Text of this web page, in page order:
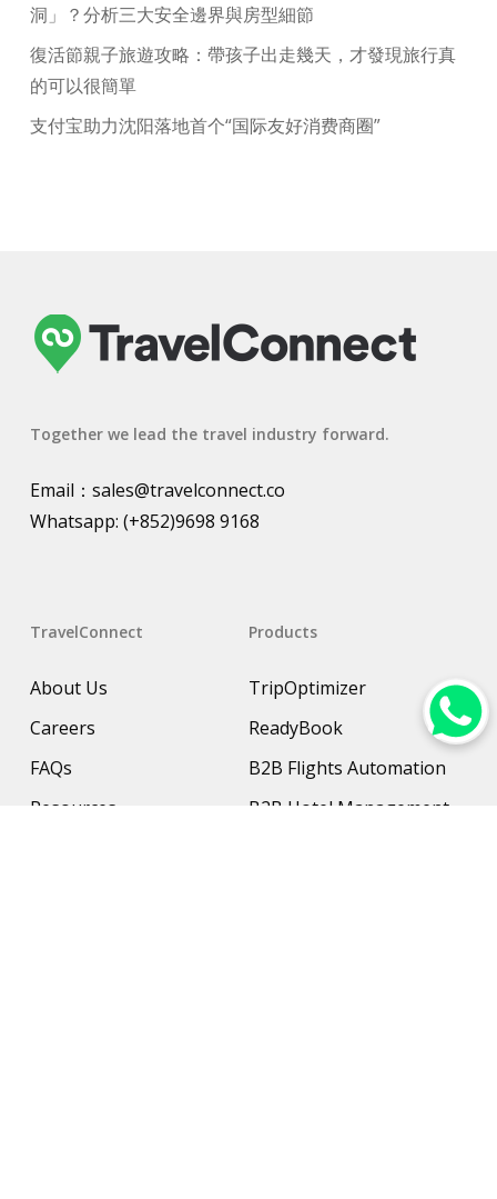
洞」？分析三大安全邊界與房型細節
復活節親子旅遊攻略：帶孩子出走幾天，才發現旅行真
的可以很簡單
支付宝助力沈阳落地首个“国际友好消费商圈”
Together we lead the travel industry forward.
Email： sales@travelconnect.co
Whatsapp: (+852)9698 9168
TravelConnect
About Us
Careers
FAQs
Resources
Products
TripOptimizer
ReadyBook
B2B Flights Automation
B2B Hotel Management